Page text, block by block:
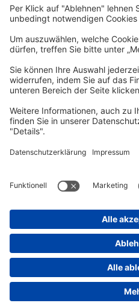
Zum Newsletter anmelden
vhs Post
Zur vhs Post anmelden
Kontrast
Kurs-Merkliste
Bitte melden Sie sich über den
Sie haben noch kein Konto?
Registrieren Sie sich jetzt
Warenkorb
Es befinden sich derzeit keine